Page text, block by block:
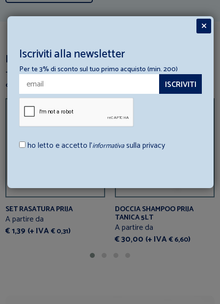
Dai un’occhiata a questi articoli
Ti è piaciuto questo prodotto? perchè non dai un’occhiata a
questi articoli correlati?
SET RASATURA PRIJA
A partire da
€ 1,39 (+ IVA€ 0,31)
DOCCIA SHAMPOO PRIJA
TANICA 5LT
A partire da
€ 30,00 (+ IVA€ 6,60)
Iscriviti alla newsletter
Per te 3% di sconto sul tuo primo acquisto (min. 200)
ho letto e accetto l’informativasulla privacy